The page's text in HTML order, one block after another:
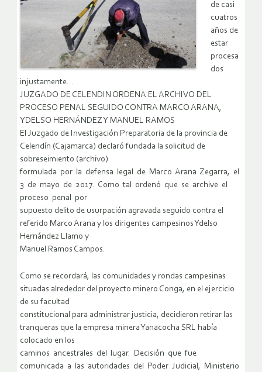
de casi
cuatros
años de
estar
procesa
dos
injustamente…
JUZGADO DE CELENDIN ORDENA EL ARCHIVO DEL
PROCESO PENAL SEGUIDO CONTRA MARCO ARANA,
YDELSO HERNÁNDEZ Y MANUEL RAMOS
El Juzgado de Investigación Preparatoria de la provincia de
Celendín (Cajamarca) declaró fundada la solicitud de
sobreseimiento (archivo)
formulada por la defensa legal de Marco Arana Zegarra, el
3 de mayo de 2017. Como tal ordenó que se archive el
proceso penal por
supuesto delito de usurpación agravada seguido contra el
referido Marco Arana y los dirigentes campesinos Ydelso
Hernández Llamo y
Manuel Ramos Campos.
Como se recordará, las comunidades y rondas campesinas
situadas alrededor del proyecto minero Conga, en el ejercicio
de su facultad
constitucional para administrar justicia, decidieron retirar las
tranqueras que la empresa minera Yanacocha SRL había
colocado en los
caminos ancestrales del lugar. Decisión que fue
comunicada a las autoridades del Poder Judicial, Ministerio